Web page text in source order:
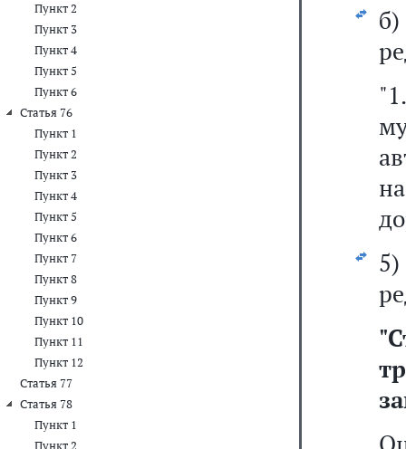
Пункт 2
Пункт 3
Пункт 4
Пункт 5
Пункт 6
Статья 76
Пункт 1
Пункт 2
Пункт 3
Пункт 4
Пункт 5
Пункт 6
Пункт 7
Пункт 8
Пункт 9
Пункт 10
Пункт 11
Пункт 12
Статья 77
Статья 78
Пункт 1
Пункт 2